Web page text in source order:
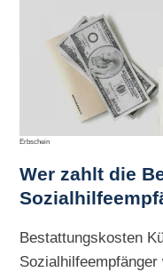
Erbschein
Wer zahlt die
Bestattungskosten